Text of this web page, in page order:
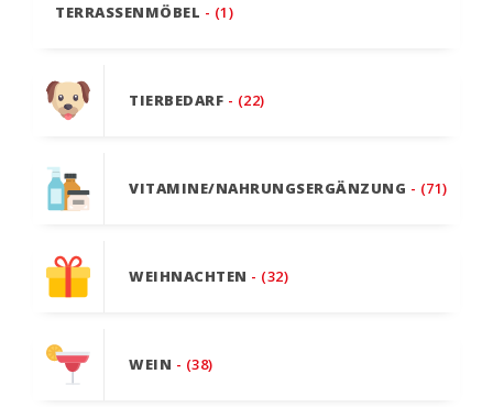
TERRASSENMÖBEL - (1)
TIERBEDARF - (22)
VITAMINE/NAHRUNGSERGÄNZUNG - (71)
WEIHNACHTEN - (32)
WEIN - (38)